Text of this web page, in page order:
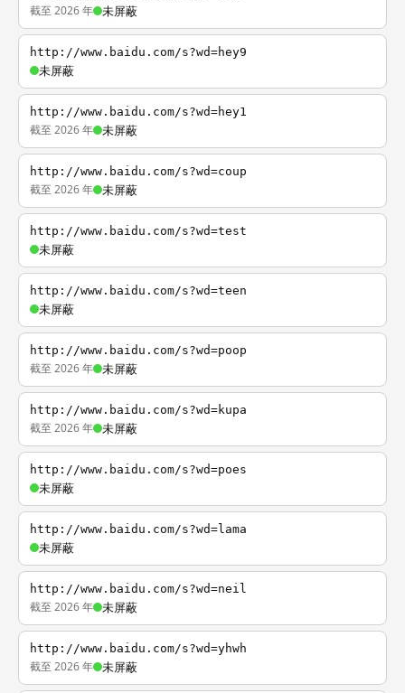
截至 2026 年 未屏蔽
http://www.baidu.com/s?wd=hey9
未屏蔽
http://www.baidu.com/s?wd=hey1
截至 2026 年 未屏蔽
http://www.baidu.com/s?wd=coup
截至 2026 年 未屏蔽
http://www.baidu.com/s?wd=test
未屏蔽
http://www.baidu.com/s?wd=teen
未屏蔽
http://www.baidu.com/s?wd=poop
截至 2026 年 未屏蔽
http://www.baidu.com/s?wd=kupa
截至 2026 年 未屏蔽
http://www.baidu.com/s?wd=poes
未屏蔽
http://www.baidu.com/s?wd=lama
未屏蔽
http://www.baidu.com/s?wd=neil
截至 2026 年 未屏蔽
http://www.baidu.com/s?wd=yhwh
截至 2026 年 未屏蔽